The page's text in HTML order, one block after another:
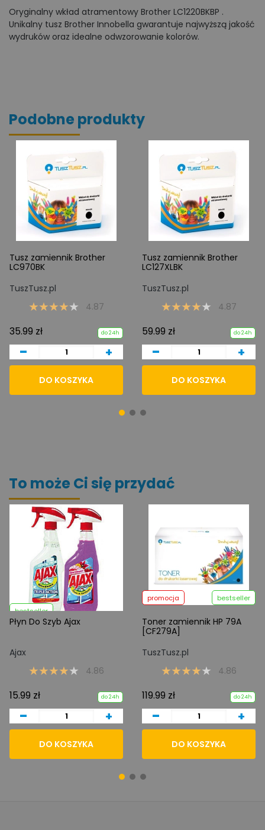
Oryginalny wkład atramentowy Brother LC1220BKBP .
Unikalny tusz Brother Innobella gwarantuje najwyższą jakość
wydruków oraz idealne odwzorowanie kolorów.
Podobne produkty
Tusz zamiennik Brother
LC970BK
TuszTusz.pl
4.87
35.99 zł do 24h
- +
DO KOSZYKA
Tusz zamiennik Brother
LC127XLBK
TuszTusz.pl
4.87
59.99 zł do 24h
- +
DO KOSZYKA
To może Ci się przydać
bestseller
Płyn Do Szyb Ajax
Ajax
4.86
15.99 zł do 24h
- +
DO KOSZYKA
promocja bestseller
Toner zamiennik HP 79A
[CF279A]
TuszTusz.pl
4.86
119.99 zł do 24h
- +
DO KOSZYKA